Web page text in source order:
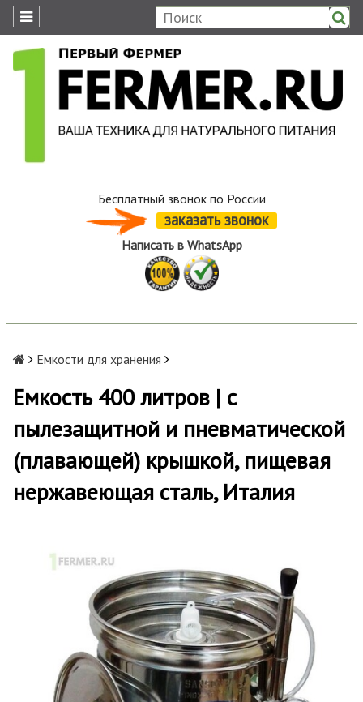
Бесплатный звонок по России
заказать звонок
Написать в WhatsApp
Емкости для хранения
Емкость 400 литров | с
пылезащитной и пневматической
(плавающей) крышкой, пищевая
нержавеющая сталь, Италия